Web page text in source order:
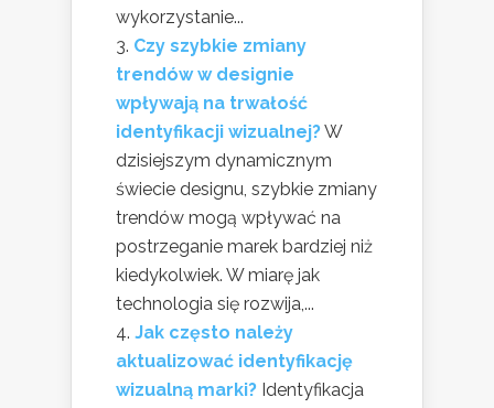
wykorzystanie...
Czy szybkie zmiany
trendów w designie
wpływają na trwałość
identyfikacji wizualnej?W
dzisiejszym dynamicznym
świecie designu, szybkie zmiany
trendów mogą wpływać na
postrzeganie marek bardziej niż
kiedykolwiek. W miarę jak
technologia się rozwija,...
Jak często należy
aktualizować identyfikację
wizualną marki? Identyfikacja